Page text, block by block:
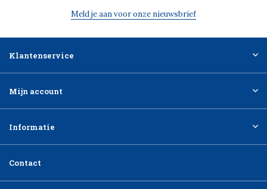
Meld je aan voor onze nieuwsbrief
Klantenservice
Mijn account
Informatie
Contact